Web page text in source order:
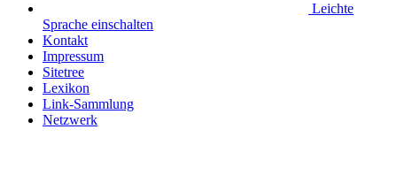
Leichte
Sprache einschalten
Kontakt
Impressum
Sitetree
Lexikon
Link-Sammlung
Netzwerk